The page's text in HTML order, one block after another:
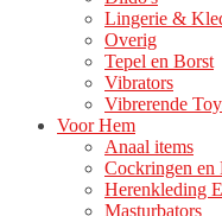
Lingerie &
Overig
Tepel en Borst
Vibrators
Vibrerende
Voor Hem
Anaal items
Cockringen en
Herenkleding
Masturbators